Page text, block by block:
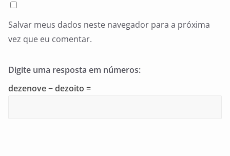
Salvar meus dados neste navegador para a próxima
vez que eu comentar.
Digite uma resposta em números:
dezenove − dezoito =